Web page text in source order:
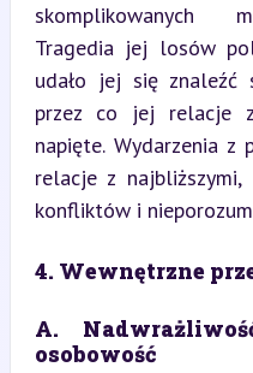
skomplikowanych
Tragedia jej losów
udało jej się znaleźć
przez co jej relacje
napięte. Wydarzenia z
relacje z
konfliktów i
4. Wewnętrzne
A.
osobowość